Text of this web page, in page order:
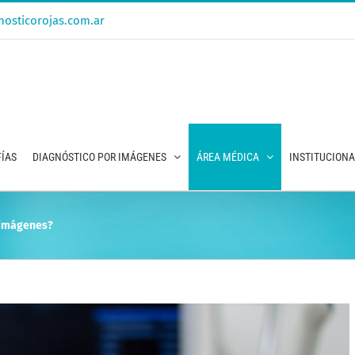
DIAGNÓSTICO POR IMÁGENES ÁREA MÉDICA